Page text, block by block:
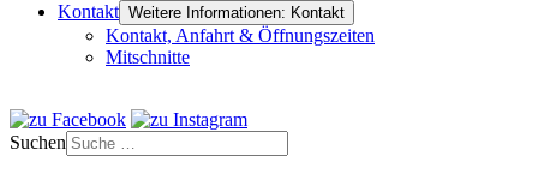
Kontakt Weitere Informationen: Kontakt
Kontakt, Anfahrt & Öffnungszeiten
Mitschnitte
Suchen